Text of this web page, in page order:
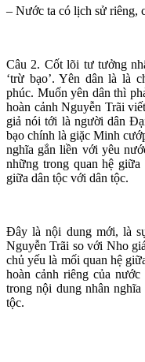
– Nước ta có lịch sử riêng,
Câu 2. Cốt lõi tư tưởng
‘trừ bạo’. Yên dân là là
phúc. Muốn yên dân thì
hoàn cảnh Nguyễn Trãi
giả nói tới là người dân
bạo chính là giặc Minh
nghĩa gắn liền với yêu
những trong quan hệ
giữa dân tộc với dân tộc.
Đây là nội dung mới, là
Nguyễn Trãi so với Nho
chủ yếu là mối quan hệ
hoàn cảnh riêng của
trong nội dung nhân
tộc.